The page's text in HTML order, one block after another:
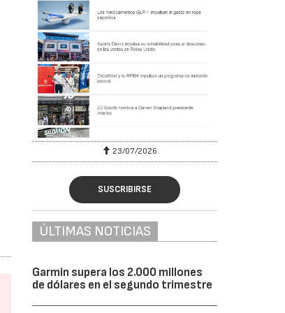
23/07/2026
SUSCRIBIRSE
ÚLTIMAS NOTICIAS
Garmin supera los 2.000 millones
de dólares en el segundo trimestre